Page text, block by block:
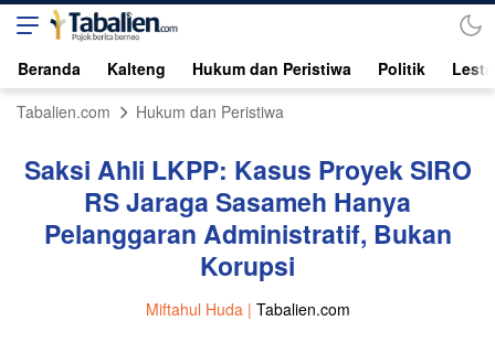
Beranda Kalteng Hukum dan Peristiwa Politik
Tabalien.com
Hukum dan Peristiwa
Saksi Ahli LKPP: Kasus Proyek SIRO
RS Jaraga Sasameh Hanya
Pelanggaran Administratif, Bukan
Korupsi
Miftahul Huda | Tabalien.com